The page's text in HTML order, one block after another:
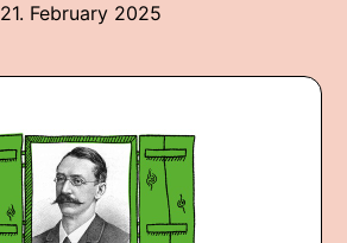
21. February 2025